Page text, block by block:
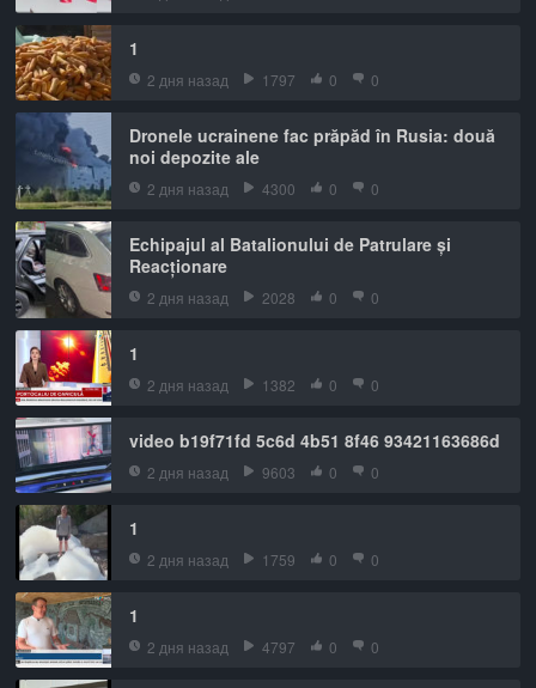
1
2 дня назад 1797 0 0
Dronele ucrainene fac prăpăd în Rusia: două
noi depozite ale
2 дня назад 4300 0 0
Echipajul al Batalionului de Patrulare și
Reacționare
2 дня назад 2028 0 0
1
2 дня назад 1382 0 0
video b19f71fd 5c6d 4b51 8f46 93421163686d
2 дня назад 9603 0 0
1
2 дня назад 1759 0 0
1
2 дня назад 4797 0 0